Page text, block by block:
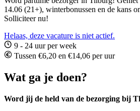
14.06 (21+), winterbonussen en de kans
Solliciteer nu!
Helaas, deze vacature is niet actief.
9 - 24 uur per week
Tussen €6,20 en €14,06 per uur
Wat ga je doen?
Word jij de held van de bezorging bij